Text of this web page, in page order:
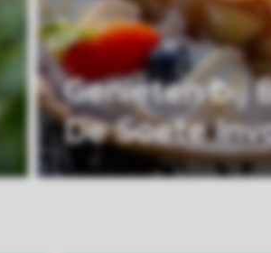
Genieten bij
De Soete